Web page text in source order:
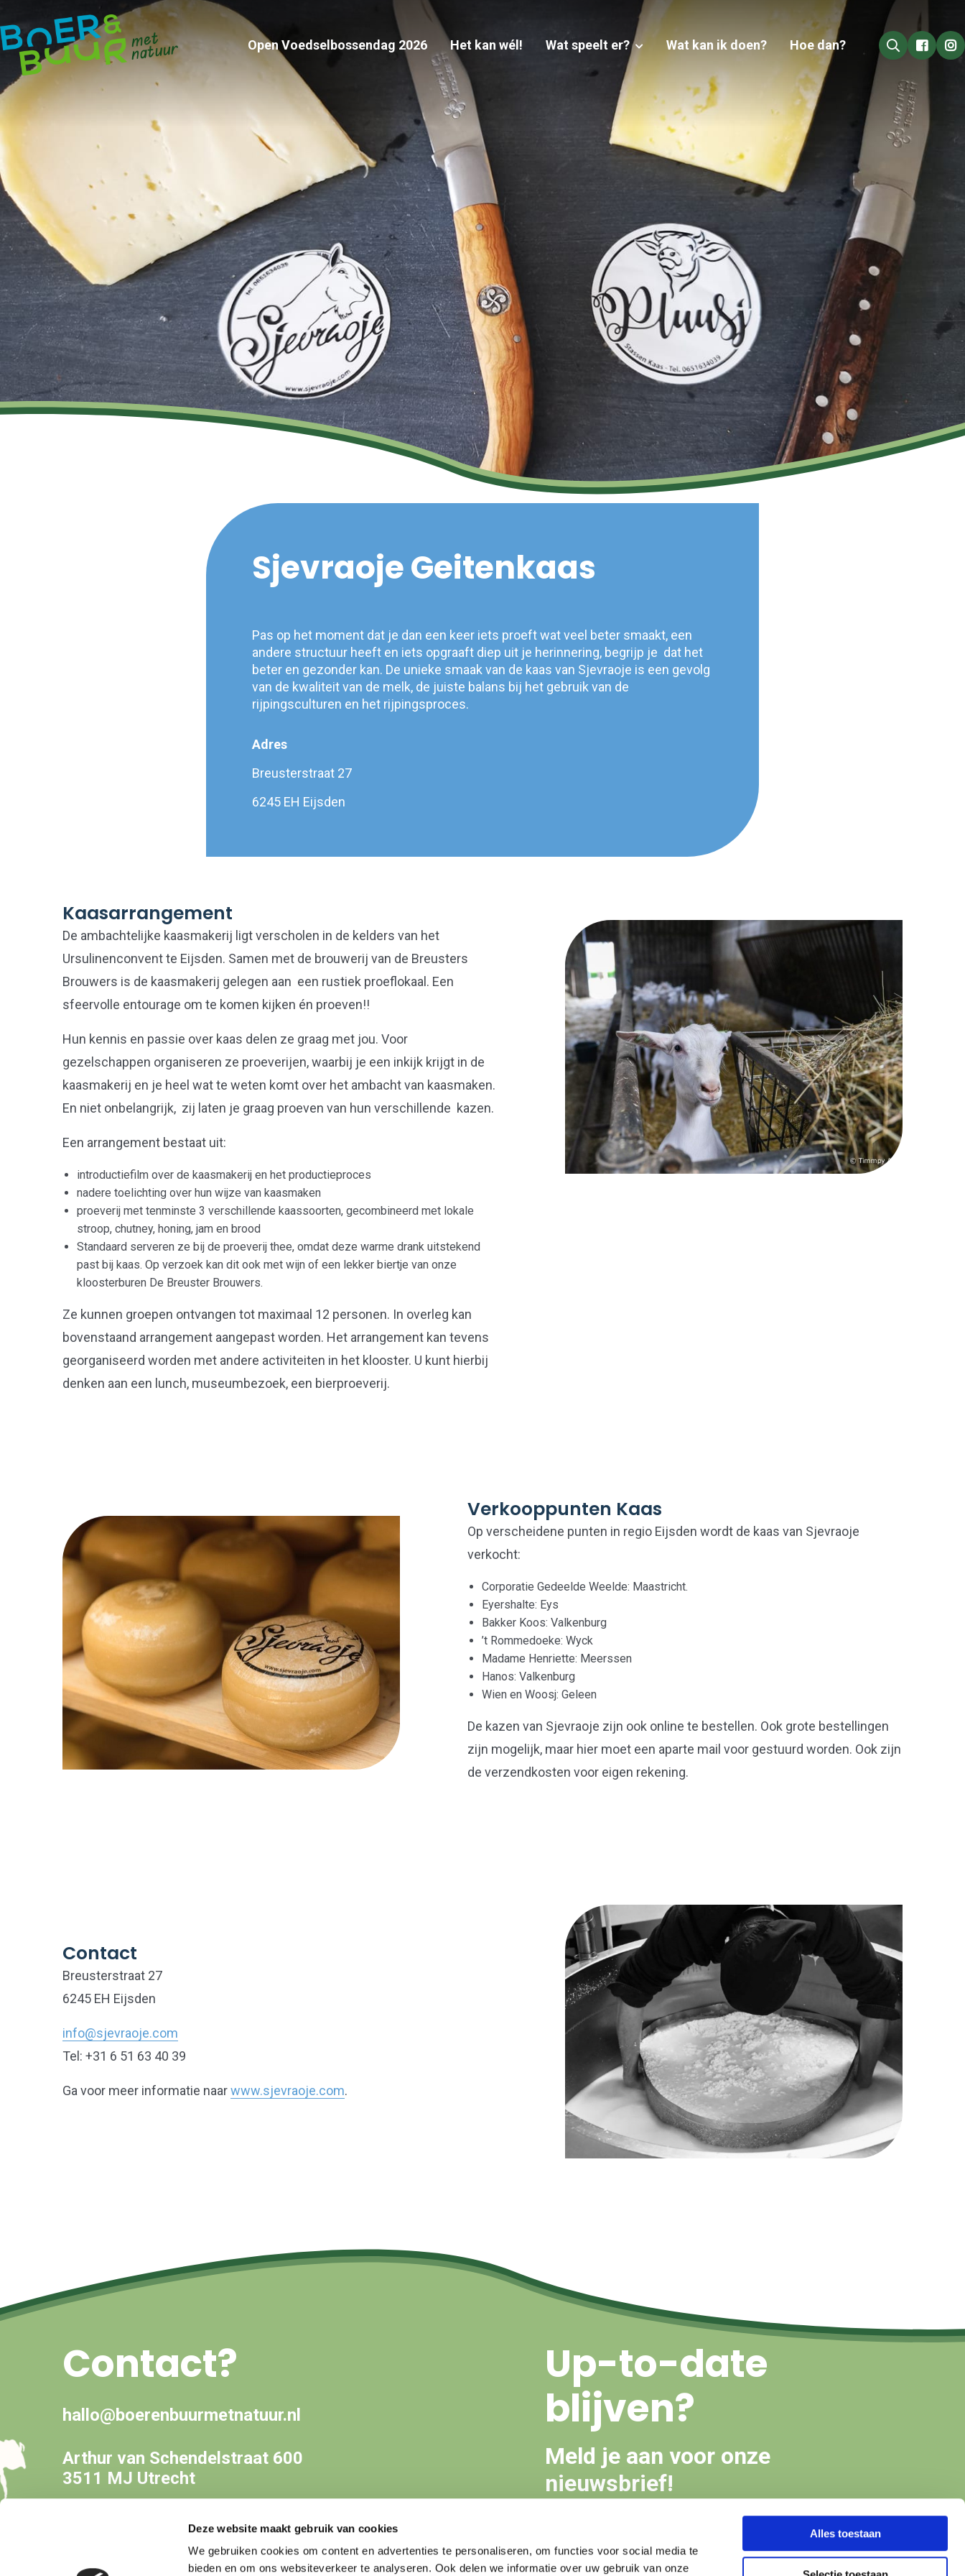
Deze website maakt gebruik van cookies
We gebruiken cookies om content en advertenties te personaliseren, om functies voor social media te
bieden en om ons websiteverkeer te analyseren. Ook delen we informatie over uw gebruik van onze
Alles toestaan
Open Voedselbossendag 2026 Het kan wél! Wat speelt er? Wat kan ik doen? Hoe dan? Go to
Sjevraoje Geitenkaas
Pas op het moment dat je dan een keer iets proeft wat veel beter smaakt, een
andere structuur heeft en iets opgraaft diep uit je herinnering, begrijp je dat het
beter en gezonder kan. De unieke smaak van de kaas van Sjevraoje is een gevolg
van de kwaliteit van de melk, de juiste balans bij het gebruik van de
rijpingsculturen en het rijpingsproces.
Adres
Breusterstraat 27
6245 EH Eijsden
Kaasarrangement
De ambachtelijke kaasmakerij ligt verscholen in de kelders van het
Ursulinenconvent te Eijsden. Samen met de brouwerij van de Breusters
Brouwers is de kaasmakerij gelegen aan een rustiek proeflokaal. Een
sfeervolle entourage om te komen kijken én proeven!!
Hun kennis en passie over kaas delen ze graag met jou. Voor
gezelschappen organiseren ze proeverijen, waarbij je een inkijk krijgt in de
kaasmakerij en je heel wat te weten komt over het ambacht van kaasmaken.
En niet onbelangrijk, zij laten je graag proeven van hun verschillende kazen.
Een arrangement bestaat uit:
introductiefilm over de kaasmakerij en het productieproces
nadere toelichting over hun wijze van kaasmaken
proeverij met tenminste 3 verschillende kaassoorten, gecombineerd met lokale
stroop, chutney, honing, jam en brood
Standaard serveren ze bij de proeverij thee, omdat deze warme drank uitstekend
past bij kaas. Op verzoek kan dit ook met wijn of een lekker biertje van onze
kloosterburen De Breuster Brouwers.
Ze kunnen groepen ontvangen tot maximaal 12 personen. In overleg kan
bovenstaand arrangement aangepast worden. Het arrangement kan tevens
georganiseerd worden met andere activiteiten in het klooster. U kunt hierbij
denken aan een lunch, museumbezoek, een bierproeverij.
Verkooppunten Kaas
Op verscheidene punten in regio Eijsden wordt de kaas van Sjevraoje
verkocht:
Corporatie Gedeelde Weelde: Maastricht.
Eyershalte: Eys
Bakker Koos: Valkenburg
’t Rommedoeke: Wyck
Madame Henriette: Meerssen
Hanos: Valkenburg
Wien en Woosj: Geleen
De kazen van Sjevraoje zijn ook online te bestellen. Ook grote bestellingen
zijn mogelijk, maar hier moet een aparte mail voor gestuurd worden. Ook zijn
de verzendkosten voor eigen rekening.
Contact
Breusterstraat 27
6245 EH Eijsden
info@sjevraoje.com
Tel: +31 6 51 63 40 39
Ga voor meer informatie naarwww.sjevraoje.com.
Contact?
hallo@boerenbuurmetnatuur.nl
Arthur van Schendelstraat 600
3511 MJ Utrecht
Up-to-date
blijven?
Meld je aan voor onze
nieuwsbrief!